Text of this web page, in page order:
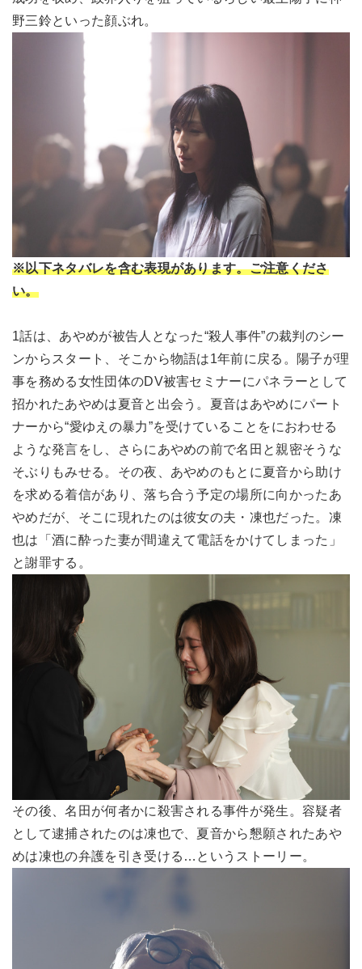
野三鈴といった顔ぶれ。
※以下ネタバレを含む表現があります。ご注意くださ
い。
1話は、あやめが被告人となった“殺人事件”の裁判のシー
ンからスタート、そこから物語は1年前に戻る。陽子が理
事を務める女性団体のDV被害セミナーにパネラーとして
招かれたあやめは夏音と出会う。夏音はあやめにパート
ナーから“愛ゆえの暴力”を受けていることをにおわせる
ような発言をし、さらにあやめの前で名田と親密そうな
そぶりもみせる。その夜、あやめのもとに夏音から助け
を求める着信があり、落ち合う予定の場所に向かったあ
やめだが、そこに現れたのは彼女の夫・凍也だった。凍
也は「酒に酔った妻が間違えて電話をかけてしまった」
と謝罪する。
その後、名田が何者かに殺害される事件が発生。容疑者
として逮捕されたのは凍也で、夏音から懇願されたあや
めは凍也の弁護を引き受ける…というストーリー。